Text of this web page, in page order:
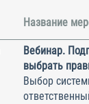
Название
Вебинар.
выбрать
Выбор